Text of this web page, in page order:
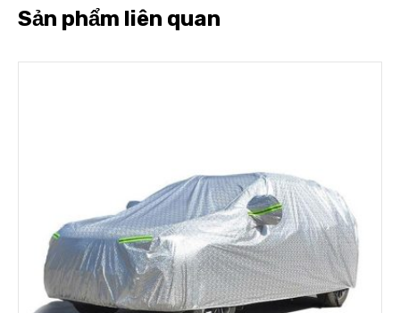
Sản phẩm liên quan